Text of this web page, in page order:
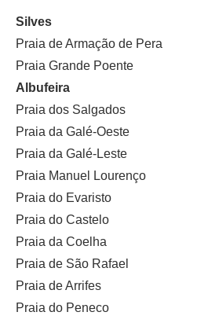
Silves
Praia de Armação de Pera
Praia Grande Poente
Albufeira
Praia dos Salgados
Praia da Galé-Oeste
Praia da Galé-Leste
Praia Manuel Lourenço
Praia do Evaristo
Praia do Castelo
Praia da Coelha
Praia de São Rafael
Praia de Arrifes
Praia do Peneco